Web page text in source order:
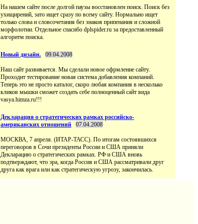
На нашем сайте после долгой паузы восстановлен поиск. Поиск без
ухищирений, зато ищет сразу по всему сайту. Нормально ищет
только слова и словсочетания без знаков припенания и сложной
морфолотии. Отдельное спасибо dplspider.ru за предоставленный
алгоритм поиска.
Новый дизайн. 09.04.2008
Наш сайт развивается. Мы сделали новое офрмление сайту.
Проходит тестирование новая система добавления компаний.
Теперь это не просто каталог, скоро любая компания в несколько
кликов мышки сможет создать себе полноценный сайт вида
vasya.himza.ru!!!
Декларация о стратегических рамках российско-
американских отношений
07.04.2008
МОСКВА, 7 апреля. (ИТАР-ТАСС). По итогам состоявшихся
переговоров в Сочи президенты России и США приняли
Декларацию о стратегических рамках. РФ и США вновь
подтверждают, что эра, когда Россия и США рассматривали друг
друга как врага или как стратегическую угрозу, закончилась.